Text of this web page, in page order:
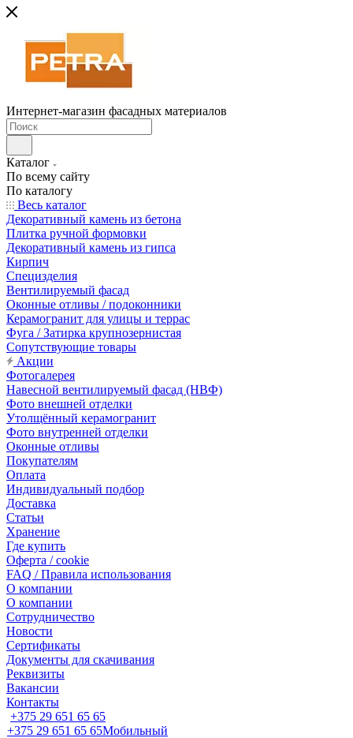
Интернет-магазин фасадных материалов
Каталог
По всему сайту
По каталогу
Весь каталог
Декоративный камень из бетона
Плитка ручной формовки
Декоративный камень из гипса
Кирпич
Специзделия
Вентилируемый фасад
Оконные отливы / подоконники
Керамогранит для улицы и террас
Фуга / Затирка крупнозернистая
Сопутствующие товары
Акции
Фотогалерея
Навесной вентилируемый фасад (НВФ)
Фото внешней отделки
Утолщённый керамогранит
Фото внутренней отделки
Оконные отливы
Покупателям
Оплата
Индивидуальный подбор
Доставка
Статьи
Хранение
Где купить
Оферта / cookie
FAQ / Правила использования
О компании
О компании
Сотрудничество
Новости
Сертификаты
Документы для скачивания
Реквизиты
Вакансии
Контакты
+375 29 651 65 65
+375 29 651 65 65Мобильный